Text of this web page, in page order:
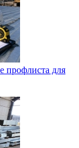
профлиста для